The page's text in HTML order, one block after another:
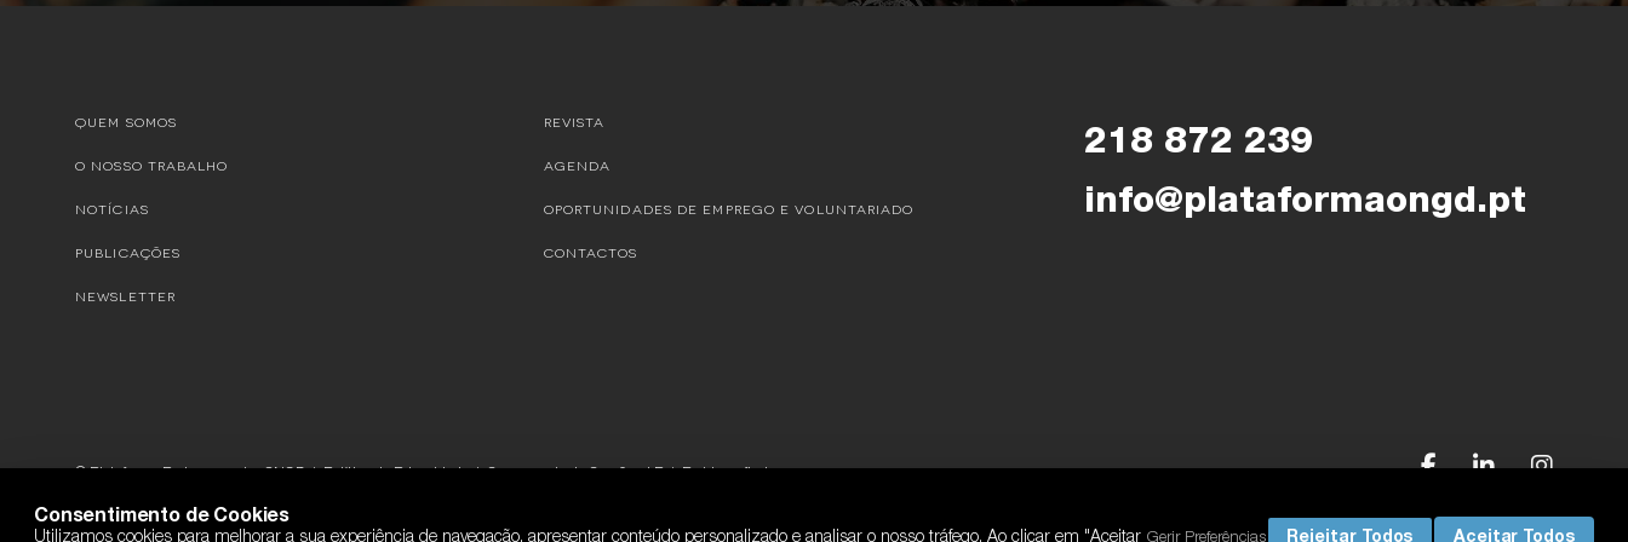
QUEM SOMOS
O NOSSO TRABALHO
NOTÍCIAS
PUBLICAÇÕES
NEWSLETTER
REVISTA
AGENDA
OPORTUNIDADES DE EMPREGO E VOLUNTARIADO
CONTACTOS
218 872 239
info@plataformaongd.pt
© Plataforma Portuguesa das ONGD Política de Privacidade Com o apoio de Camões, I.P Bybluesoft.pt
Consentimento de Cookies
Utilizamos cookies para melhorar a sua experiência de navegação, apresentar conteúdo personalizado e analisar o nosso tráfego. Ao clicar em "Aceitar Gerir Preferências Rejeitar Todos Aceitar Todos